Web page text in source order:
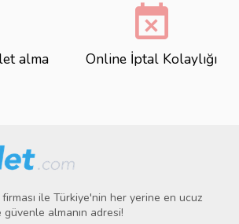
alma
event_busy
Online İptal Kolaylığı
ile Türkiye'nin her yerine en ucuz
güvenle almanın adresi!